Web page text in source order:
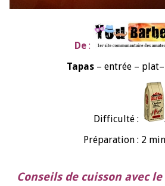
De :
Tapas – entrée –
Difficulté :
Préparation : 2
Conseils de cuisson avec